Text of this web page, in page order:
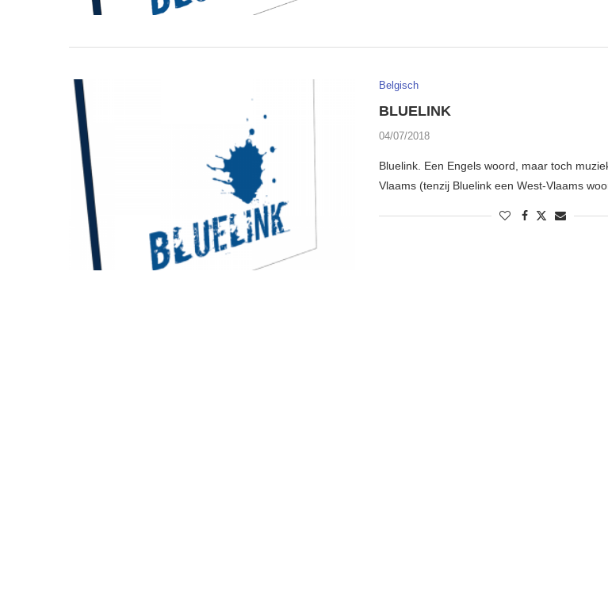
Belgisch
BLUELINK
04/07/2018
Bluelink. Een Engels woord, maar toch
Vlaams (tenzij Bluelink een West-Vlaams